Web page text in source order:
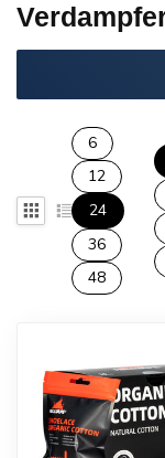
6
12
24
36
48